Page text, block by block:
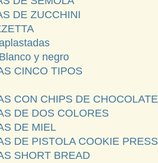
DE ZUCCHINI
y negro
CINCO TIPOS
CON CHIPS DE
DE DOS COLORES
DE MIEL
DE PISTOLA COOKIE PRESS
SHORT BREAD